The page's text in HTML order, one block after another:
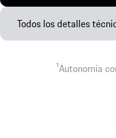
Todos los detalles
1Autonomía